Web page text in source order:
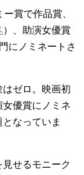
ー賞で作品賞、
）、助演女優賞
にノミネートさ
ゼロ。映画初
優賞にノミネ
なっていま
せるモニーク